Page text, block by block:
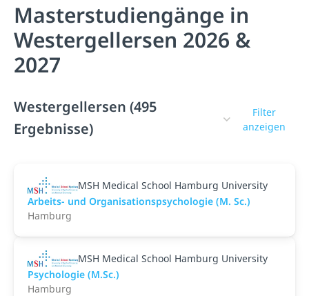
Masterstudiengänge in
Westergellersen 2026 &
2027
Westergellersen (495
Ergebnisse)
Filter
anzeigen
MSH Medical School Hamburg University
Arbeits- und Organisationspsychologie (M. Sc.)
Hamburg
MSH Medical School Hamburg University
Psychologie (M.Sc.)
Hamburg